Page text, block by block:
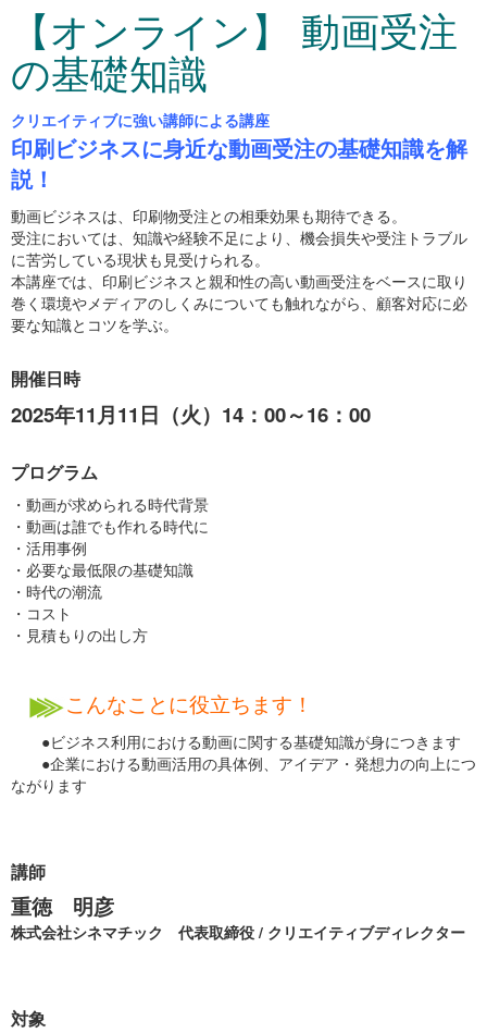
【オンライン】 動画受注
の基礎知識
クリエイティブに強い講師による講座
印刷ビジネスに身近な動画受注の基礎知識を解
説！
動画ビジネスは、印刷物受注との相乗効果も期待できる。
受注においては、知識や経験不足により、機会損失や受注トラブル
に苦労している現状も見受けられる。
本講座では、印刷ビジネスと親和性の高い動画受注をベースに取り
巻く環境やメディアのしくみについても触れながら、顧客対応に必
要な知識とコツを学ぶ。
開催日時
2025年11月11日（火）14：00～16：00
プログラム
・動画が求められる時代背景
・動画は誰でも作れる時代に
・活用事例
・必要な最低限の基礎知識
・時代の潮流
・コスト
・見積もりの出し方
こんなことに役立ちます！
●ビジネス利用における動画に関する基礎知識が身につきます
●企業における動画活用の具体例、アイデア・発想力の向上につ
ながります
講師
重徳 明彦
株式会社シネマチック 代表取締役 / クリエイティブディレクター
対象